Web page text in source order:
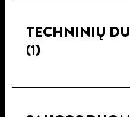
TECHNINIŲ
(1)